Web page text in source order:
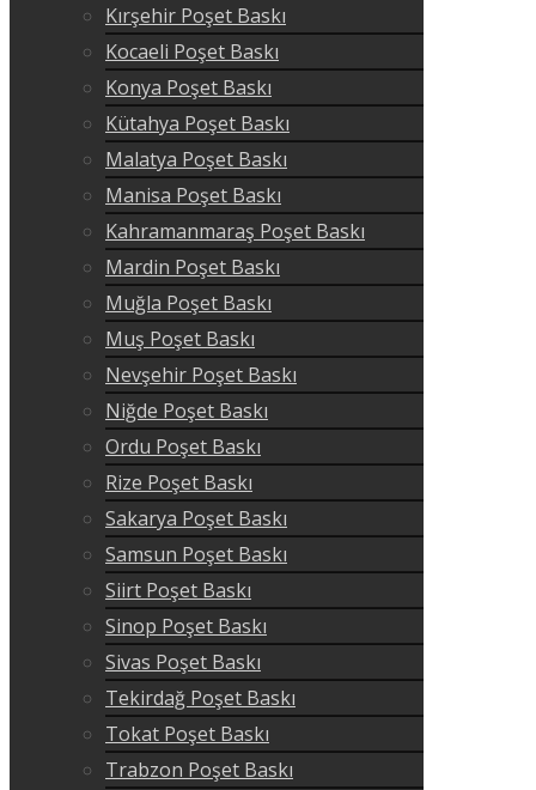
Kırşehir Poşet Baskı
Kocaeli Poşet Baskı
Konya Poşet Baskı
Kütahya Poşet Baskı
Malatya Poşet Baskı
Manisa Poşet Baskı
Kahramanmaraş Poşet Baskı
Mardin Poşet Baskı
Muğla Poşet Baskı
Muş Poşet Baskı
Nevşehir Poşet Baskı
Niğde Poşet Baskı
Ordu Poşet Baskı
Rize Poşet Baskı
Sakarya Poşet Baskı
Samsun Poşet Baskı
Siirt Poşet Baskı
Sinop Poşet Baskı
Sivas Poşet Baskı
Tekirdağ Poşet Baskı
Tokat Poşet Baskı
Trabzon Poşet Baskı